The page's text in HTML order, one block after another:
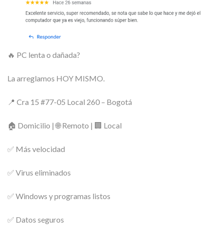
🔥 PC lenta o dañada?
La arreglamos HOY MISMO.
📍 Cra 15 #77-05 Local 260 – Bogotá
🏠 Domicilio | 🌐 Remoto | 🏢 Local
✅ Más velocidad
✅ Virus eliminados
✅ Windows y programas listos
✅ Datos seguros